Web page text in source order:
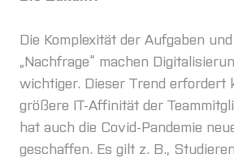
Die Komplexität der Aufgaben
„Nachfrage“ machen
wichtiger. Dieser Trend erfordert
größere IT-Affinität der
hat auch die Covid-Pandemie
geschaffen. Es gilt z. B.,